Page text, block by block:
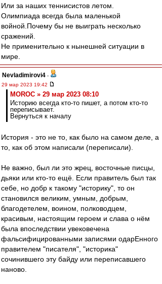
Или за наших теннисистов летом.
Олимпиада всегда была маленькой
войной.Почему бы не выиграть несколько
сражений.
Не применительно к нынешней ситуации в
мире.
Nevladimirovi4 -
29 мар 2023 19:42
MOROC » 29 мар 2023 08:10
Историю всегда кто-то пишет, а потом кто-то
переписывает.
Вернуться к началу
История - это не то, как было на самом деле, а
то, как об этом написали (переписали).
Не важно, был ли это жрец, восточные писцы,
дьяки или кто-то ещё. Если правитель был так
себе, но добр к такому "историку", то он
становился великим, умным, добрым,
благодетелем, воином, полководцем,
красивым, настоящим героем и слава о нём
была впоследствии увековечена
фальсифицированными записями одарЕнного
правителем "писателя", "историка"
сочинившего эту байду или переписавшего
наново.